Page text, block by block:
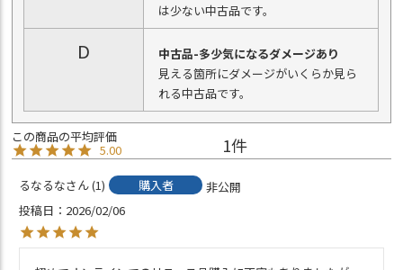
は少ない中古品です。
D
中古品-多少気になるダメージあり
見える箇所にダメージがいくらか見ら
れる中古品です。
5.00 1
るなるな 1 購入者
非公開
投稿日
2026/02/06